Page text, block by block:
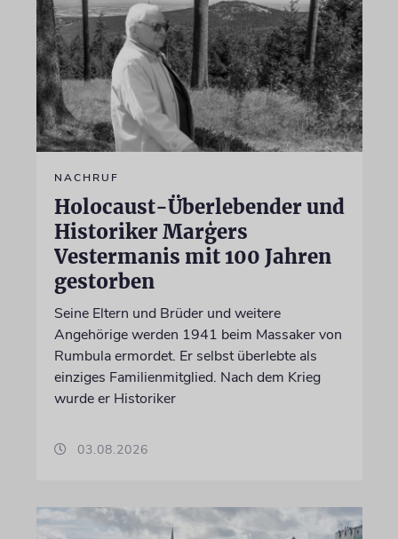
NACHRUF
Holocaust-Überlebender und
Historiker Marģers
Vestermanis mit 100 Jahren
gestorben
Seine Eltern und Brüder und weitere
Angehörige werden 1941 beim Massaker von
Rumbula ermordet. Er selbst überlebte als
einziges Familienmitglied. Nach dem Krieg
wurde er Historiker
03.08.2026